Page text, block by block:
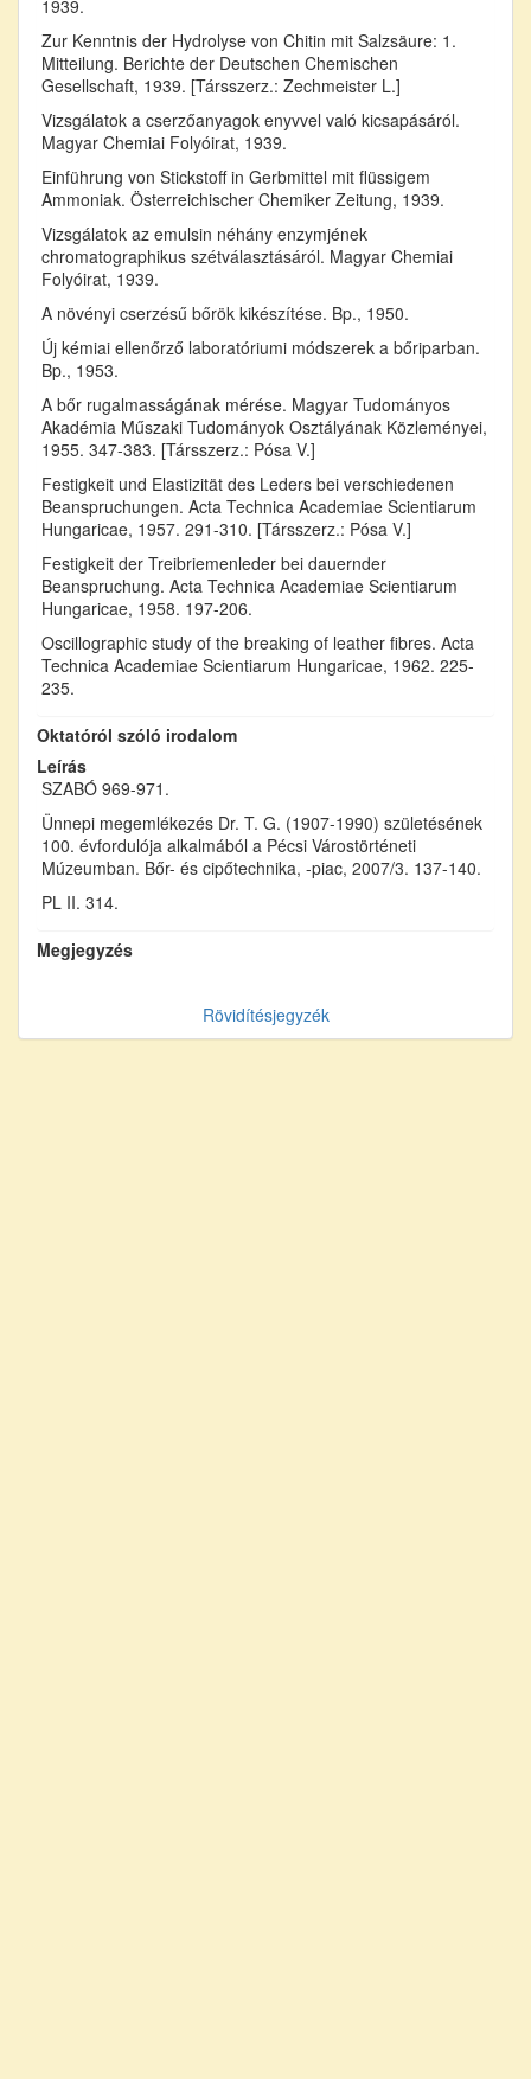
1939.
Zur Kenntnis der Hydrolyse von Chitin mit Salzsäure: 1.
Mitteilung. Berichte der Deutschen Chemischen
Gesellschaft, 1939. [Társszerz.: Zechmeister L.]
Vizsgálatok a cserzőanyagok enyvvel való kicsapásáról.
Magyar Chemiai Folyóirat, 1939.
Einführung von Stickstoff in Gerbmittel mit flüssigem
Ammoniak. Österreichischer Chemiker Zeitung, 1939.
Vizsgálatok az emulsin néhány enzymjének
chromatographikus szétválasztásáról. Magyar Chemiai
Folyóirat, 1939.
A növényi cserzésű bőrök kikészítése. Bp., 1950.
Új kémiai ellenőrző laboratóriumi módszerek a bőriparban.
Bp., 1953.
A bőr rugalmasságának mérése. Magyar Tudományos
Akadémia Műszaki Tudományok Osztályának Közleményei,
1955. 347-383. [Társszerz.: Pósa V.]
Festigkeit und Elastizität des Leders bei verschiedenen
Beanspruchungen. Acta Technica Academiae Scientiarum
Hungaricae, 1957. 291-310. [Társszerz.: Pósa V.]
Festigkeit der Treibriemenleder bei dauernder
Beanspruchung. Acta Technica Academiae Scientiarum
Hungaricae, 1958. 197-206.
Oscillographic study of the breaking of leather fibres. Acta
Technica Academiae Scientiarum Hungaricae, 1962. 225-
235.
Oktatóról szóló irodalom
Leírás
SZABÓ 969-971.
Ünnepi megemlékezés Dr. T. G. (1907-1990) születésének
100. évfordulója alkalmából a Pécsi Várostörténeti
Múzeumban. Bőr- és cipőtechnika, -piac, 2007/3. 137-140.
PL II. 314.
Megjegyzés
Rövidítésjegyzék